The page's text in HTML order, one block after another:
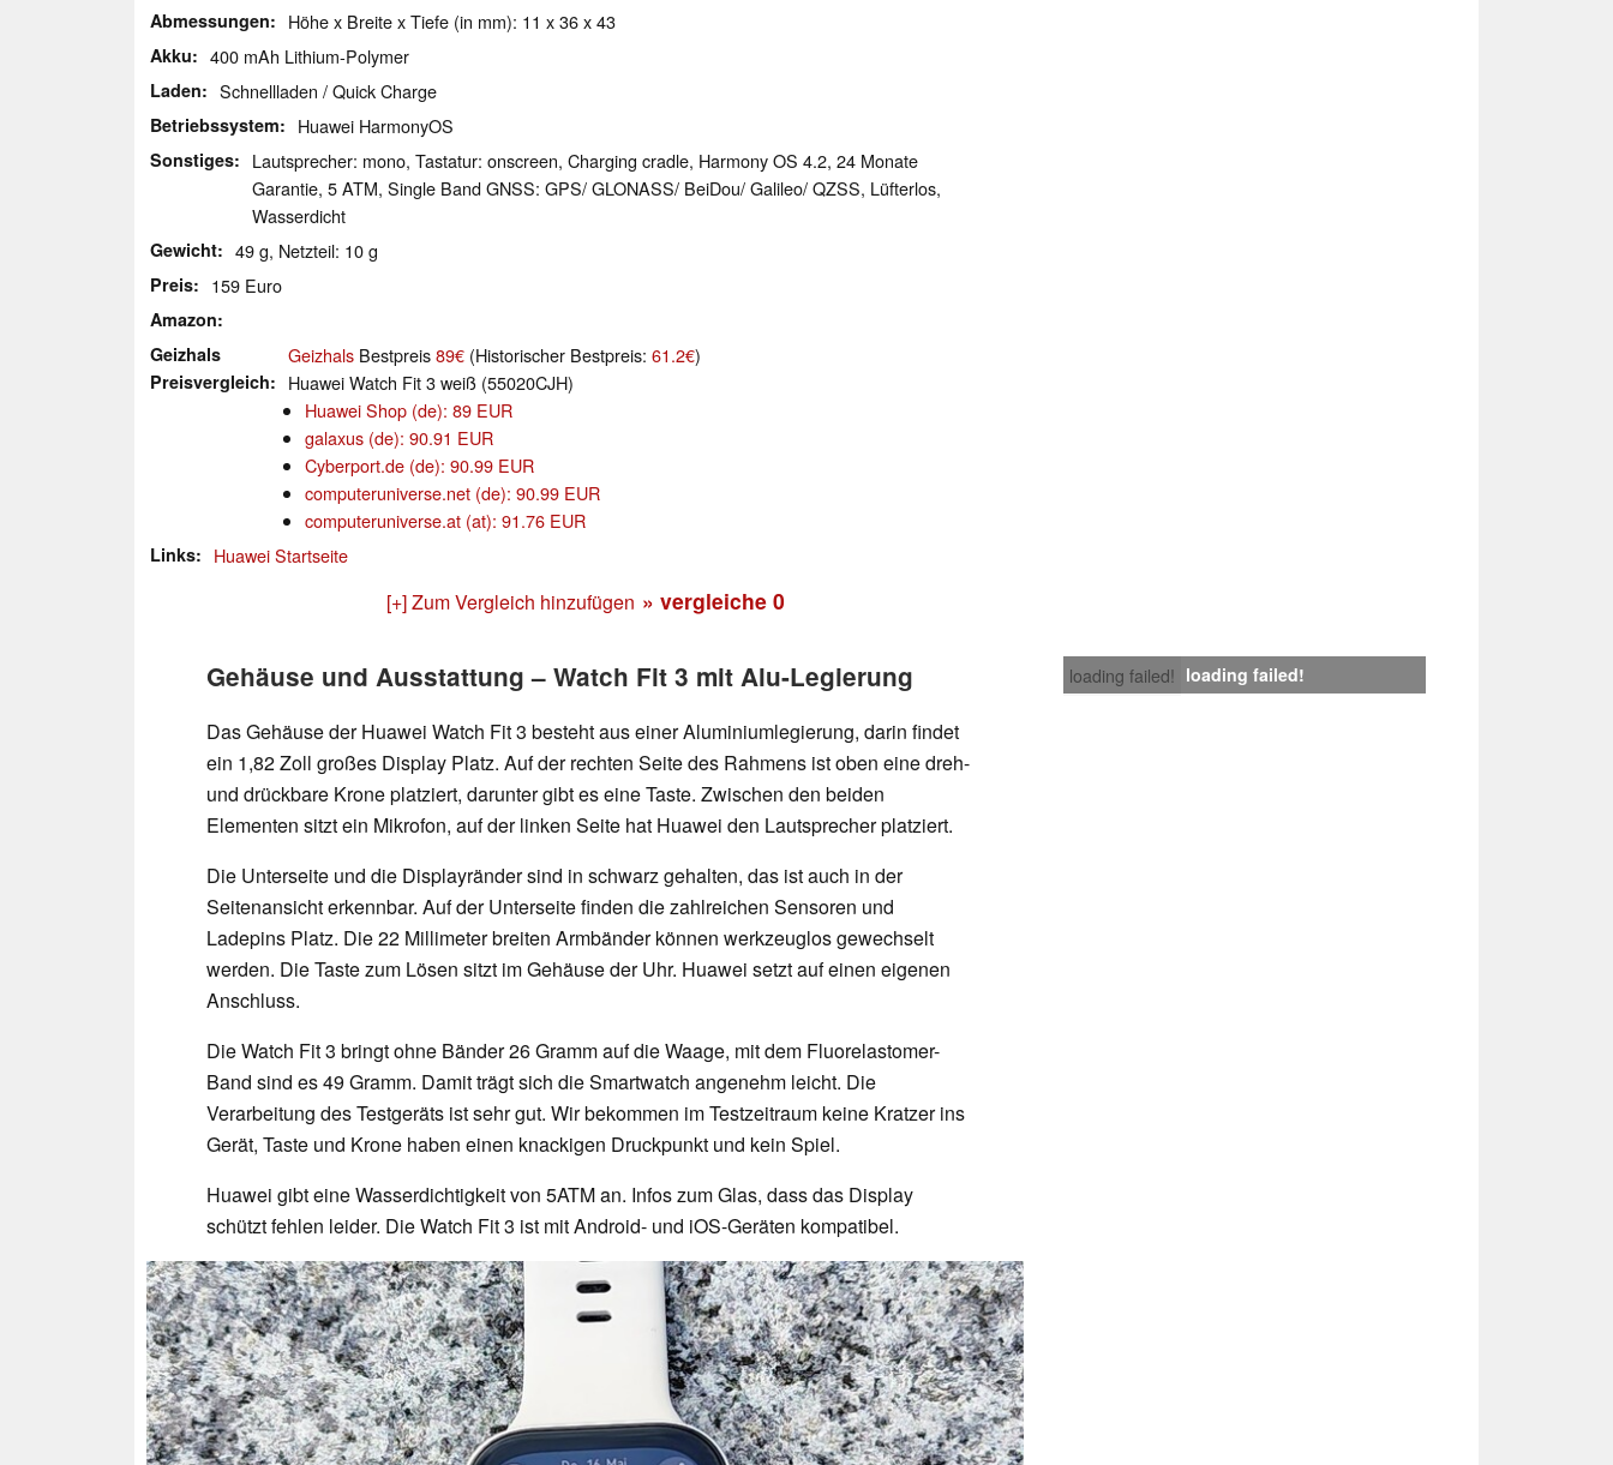
Abmessungen Höhe x Breite x Tiefe (in mm): 11 x 36 x 43
Akku 400 mAh Lithium-Polymer
Laden Schnellladen / Quick Charge
Betriebssystem Huawei HarmonyOS
Sonstiges
Lautsprecher: mono, Tastatur: onscreen, Charging cradle, Harmony OS 4.2, 24 Monate
Garantie, 5 ATM, Single Band GNSS: GPS/ GLONASS/ BeiDou/ Galileo/ QZSS, Lüfterlos,
Wasserdicht
Gewicht 49 g, Netzteil: 10 g
Preis 159 Euro
Amazon
Geizhals
Preisvergleich
Geizhals Bestpreis89€ (Historischer Bestpreis: 61.2€)
Huawei Watch Fit 3 weiß (55020CJH)
Huawei Shop (de): 89 EUR
galaxus (de): 90.91 EUR
Cyberport.de (de): 90.99 EUR
computeruniverse.net (de): 90.99 EUR
computeruniverse.at (at): 91.76 EUR
Links Huawei Startseite
[+] Zum Vergleich hinzufügen » vergleiche 0
loading failed! loading failed!
Gehäuse und Ausstattung – Watch Fit 3 mit Alu-Legierung
Das Gehäuse der Huawei Watch Fit 3 besteht aus einer Aluminiumlegierung, darin findet
ein 1,82 Zoll großes Display Platz. Auf der rechten Seite des Rahmens ist oben eine dreh-
und drückbare Krone platziert, darunter gibt es eine Taste. Zwischen den beiden
Elementen sitzt ein Mikrofon, auf der linken Seite hat Huawei den Lautsprecher platziert.
Die Unterseite und die Displayränder sind in schwarz gehalten, das ist auch in der
Seitenansicht erkennbar. Auf der Unterseite finden die zahlreichen Sensoren und
Ladepins Platz. Die 22 Millimeter breiten Armbänder können werkzeuglos gewechselt
werden. Die Taste zum Lösen sitzt im Gehäuse der Uhr. Huawei setzt auf einen eigenen
Anschluss.
Die Watch Fit 3 bringt ohne Bänder 26 Gramm auf die Waage, mit dem Fluorelastomer-
Band sind es 49 Gramm. Damit trägt sich die Smartwatch angenehm leicht. Die
Verarbeitung des Testgeräts ist sehr gut. Wir bekommen im Testzeitraum keine Kratzer ins
Gerät, Taste und Krone haben einen knackigen Druckpunkt und kein Spiel.
Huawei gibt eine Wasserdichtigkeit von 5ATM an. Infos zum Glas, dass das Display
schützt fehlen leider. Die Watch Fit 3 ist mit Android- und iOS-Geräten kompatibel.